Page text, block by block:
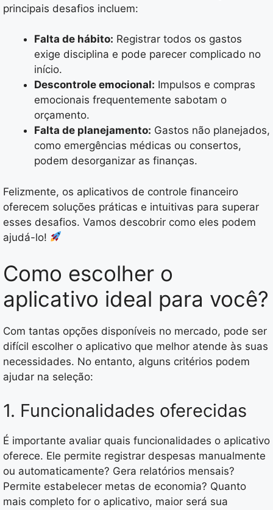
principais desafios incluem:
Falta de hábito: Registrar todos os gastos
exige disciplina e pode parecer complicado no
início.
Descontrole emocional: Impulsos e compras
emocionais frequentemente sabotam o
orçamento.
Falta de planejamento: Gastos não planejados,
como emergências médicas ou consertos,
podem desorganizar as finanças.
Felizmente, os aplicativos de controle financeiro
oferecem soluções práticas e intuitivas para superar
esses desafios. Vamos descobrir como eles podem
ajudá-lo!
Como escolher o
aplicativo ideal para você?
Com tantas opções disponíveis no mercado, pode ser
difícil escolher o aplicativo que melhor atende às suas
necessidades. No entanto, alguns critérios podem
ajudar na seleção:
1. Funcionalidades oferecidas
É importante avaliar quais funcionalidades o aplicativo
oferece. Ele permite registrar despesas manualmente
ou automaticamente? Gera relatórios mensais?
Permite estabelecer metas de economia? Quanto
mais completo for o aplicativo, maior será sua